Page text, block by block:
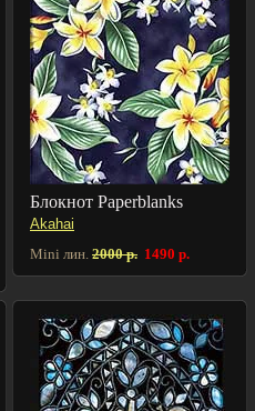
Блокнот Paperblanks
Akahai
Mini лин. 2000 р. 1490 р.